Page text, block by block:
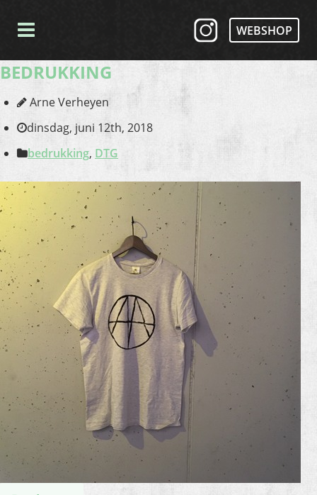
WEBSHOP
BEDRUKKING
Arne Verheyen
dinsdag, juni 12th, 2018
bedrukking, DTG